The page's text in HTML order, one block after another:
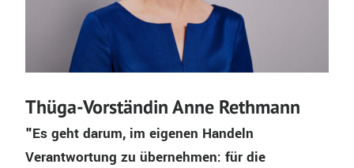
Thüga-Vorständin Anne Rethmann
"Es geht darum, im eigenen Handeln
Verantwortung zu übernehmen: für die